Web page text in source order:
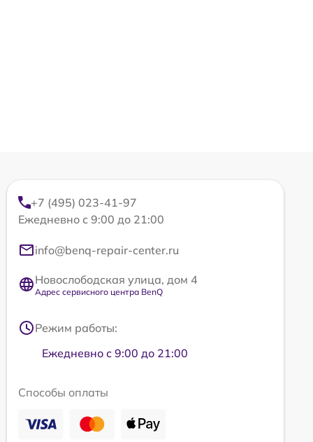
+7 (495) 023-41-97
Ежедневно с 9:00 до 21:00
info@benq-repair-center.ru
Новослободская улица, дом 4
Адрес сервисного центра BenQ
Режим работы:
Ежедневно с 9:00 до 21:00
Способы оплаты